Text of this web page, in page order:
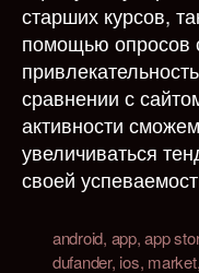
старших курсов,
помощью опросов
сравнении с
активности
увеличиваться
своей
android, app,app
dufander, ios, market